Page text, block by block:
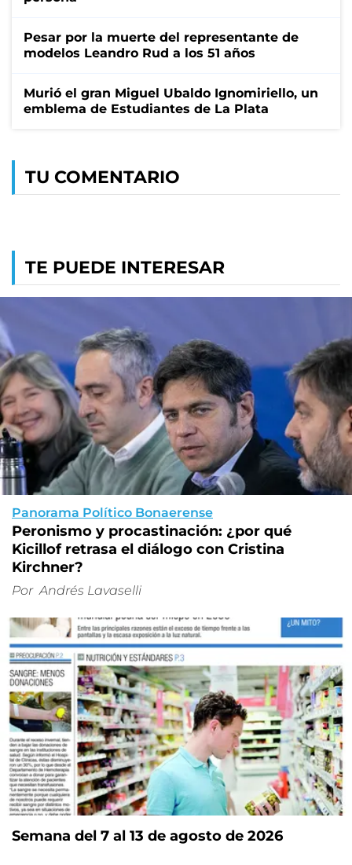
Pesar por la muerte del representante de
modelos Leandro Rud a los 51 años
Murió el gran Miguel Ubaldo Ignomiriello, un
emblema de Estudiantes de La Plata
TU COMENTARIO
TE PUEDE INTERESAR
Panorama Político Bonaerense
Peronismo y procastinación: ¿por qué
Kicillof retrasa el diálogo con Cristina
Kirchner?
Por Andrés Lavaselli
Semana del 7 al 13 de agosto de 2026